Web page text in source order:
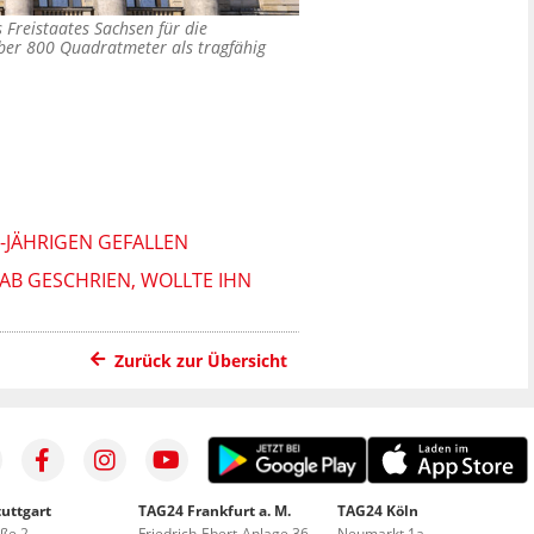
Sachsen für die
800 Quadratmeter als tragfähig
GEFALLEN
GESCHRIEN, WOLLTE IHN
Zurück zur Übersicht
TAG24 Frankfurt a. M.
TAG24 Köln